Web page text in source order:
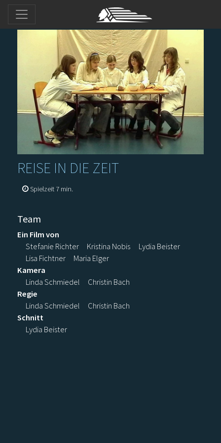
REISE IN DIE ZEIT
Spielzeit 7 min.
Team
Ein Film von
Stefanie Richter
Kristina Nobis
Lydia Beister
Lisa Fichtner
Maria Elger
Kamera
Linda Schmiedel
Christin Bach
Regie
Linda Schmiedel
Christin Bach
Schnitt
Lydia Beister